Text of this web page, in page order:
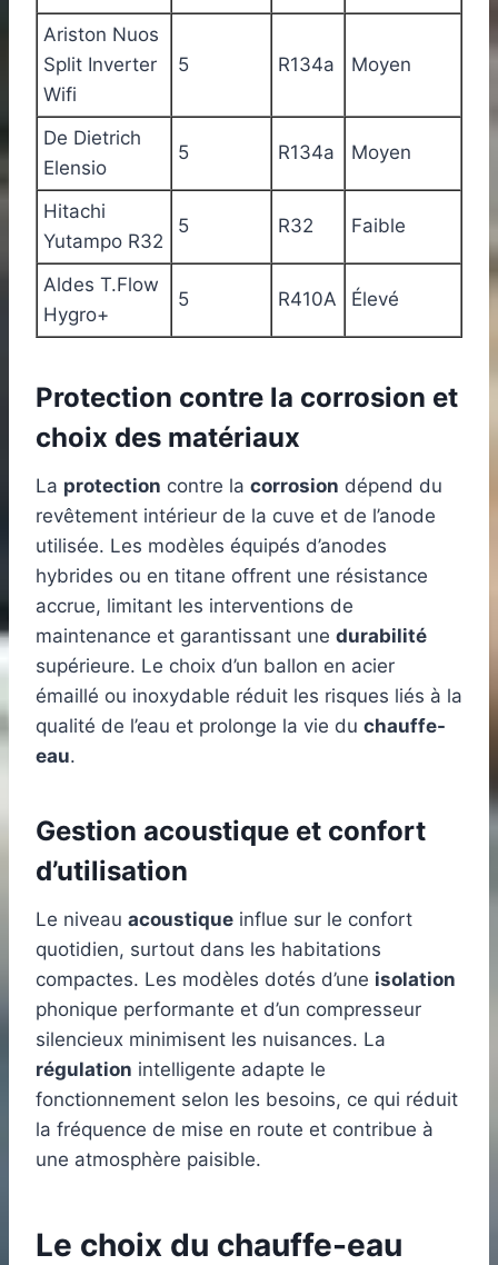
Ariston Nuos
Split Inverter
Wifi
5 R134a Moyen
De Dietrich
Elensio
5 R134a Moyen
Hitachi
Yutampo R32
5 R32 Faible
Aldes T.Flow
Hygro+
5 R410A Élevé
Protection contre la corrosion et
choix des matériaux
La protection contre la corrosion dépend du
revêtement intérieur de la cuve et de l’anode
utilisée. Les modèles équipés d’anodes
hybrides ou en titane offrent une résistance
accrue, limitant les interventions de
maintenance et garantissant une durabilité
supérieure. Le choix d’un ballon en acier
émaillé ou inoxydable réduit les risques liés à la
qualité de l’eau et prolonge la vie du chauffe-
eau.
Gestion acoustique et confort
d’utilisation
Le niveau acoustique influe sur le confort
quotidien, surtout dans les habitations
compactes. Les modèles dotés d’une isolation
phonique performante et d’un compresseur
silencieux minimisent les nuisances. La
régulation intelligente adapte le
fonctionnement selon les besoins, ce qui réduit
la fréquence de mise en route et contribue à
une atmosphère paisible.
Le choix du chauffe-eau